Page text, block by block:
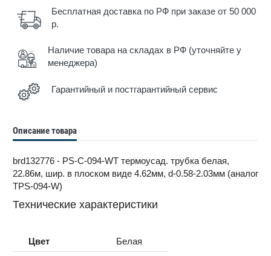
Бесплатная доставка по РФ при заказе от 50 000
р.
Наличие товара на складах в РФ (уточняйте у
менеджера)
Гарантийный и постгарантийный сервис
Описание товара
brd132776 - PS-C-094-WT термоусад. трубка белая,
22.86м, шир. в плоском виде 4.62мм, d-0.58-2.03мм (аналог
TPS-094-W)
Технические характеристики
Цвет
Белая